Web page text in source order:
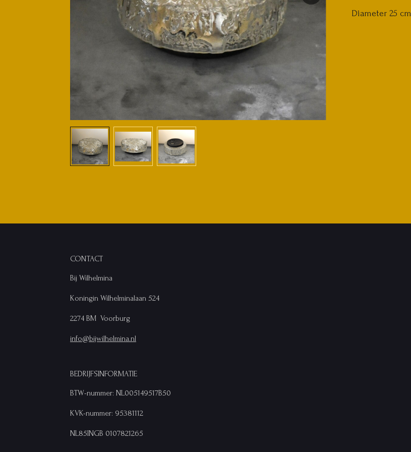
Diameter 25 cm
CONTACT
Bij Wilhelmina
Koningin Wilhelminalaan 524
2274 BM Voorburg
info@bijwilhelmina.nl
BEDRIJFSINFORMATIE
BTW-nummer: NL005149517B50
KVK-nummer: 95381112
NL85INGB 0107821265